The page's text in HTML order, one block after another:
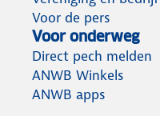
Voor de pers
Voor onderweg
Direct pech melden
ANWB Winkels
ANWB apps